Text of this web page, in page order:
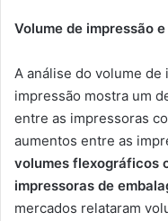
Volume de impressão
A análise do volume
impressão mostra um
entre as impressoras
aumentos entre as
volumes flexográficos
impressoras de
mercados relataram